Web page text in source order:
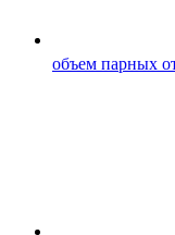
объем парных